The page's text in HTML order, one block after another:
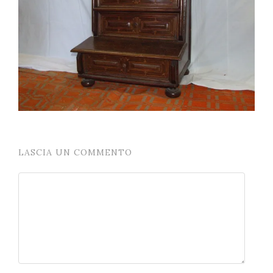
LASCIA UN COMMENTO